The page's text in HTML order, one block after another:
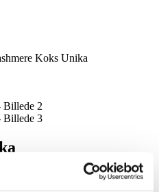
Koks Unika
merino 20% silke og 10%